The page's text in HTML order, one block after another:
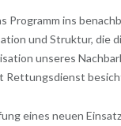
Programm ins
und Struktur, die
unseres
Rettungsdienst
eines neuen